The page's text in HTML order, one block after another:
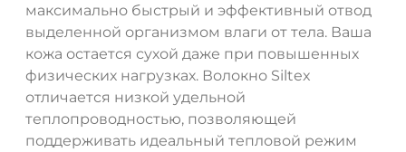
максимально быстрый и эффективный отвод
выделенной организмом влаги от тела. Ваша
кожа остается сухой даже при повышенных
физических нагрузках. Волокно Siltex
отличается низкой удельной
теплопроводностью, позволяющей
поддерживать идеальный тепловой режим